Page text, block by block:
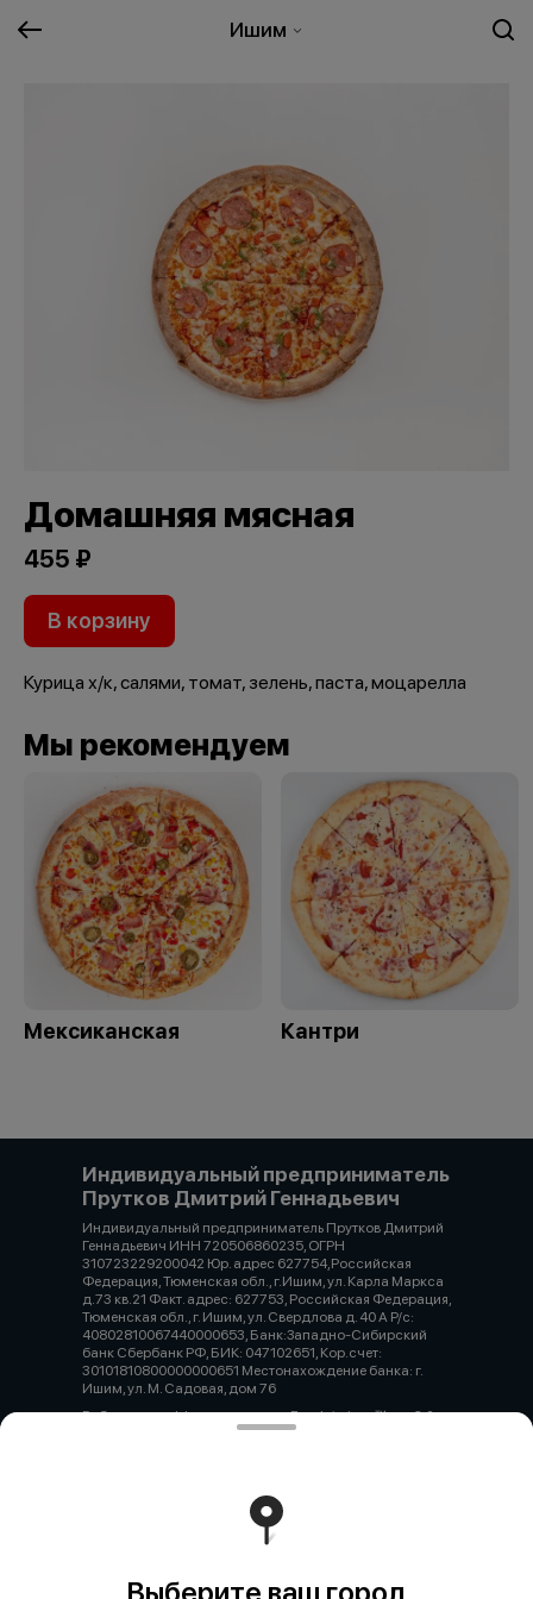
Ишим
Домашняя мясная
455 ₽
В корзину
Курица х/к, салями, томат, зелень, паста, моцарелла
Мы рекомендуем
Мексиканская Кантри
Индивидуальный предприниматель
Прутков Дмитрий Геннадьевич
Индивидуальный предприниматель Прутков Дмитрий
Геннадьевич ИНН 720506860235, ОГРН
310723229200042 Юр. адрес 627754,Российская
Федерация, Тюменская обл., г.Ишим, ул. Карла Маркса
д.73 кв.21 Факт. адрес: 627753, Российская Федерация,
Тюменская обл., г. Ишим, ул. Свердлова д. 40 А Р/с:
40802810067440000653, Банк:Западно-Сибирский
банк Сбербанк РФ, БИК: 047102651, Кор.счет:
30101810800000000651 Местонахождение банка: г.
Ишим, ул. М. Садовая, дом 76
Работает на эффективном ядреFoodpicássover. 3.2
Политика конфиденциальности
Публичная оферта